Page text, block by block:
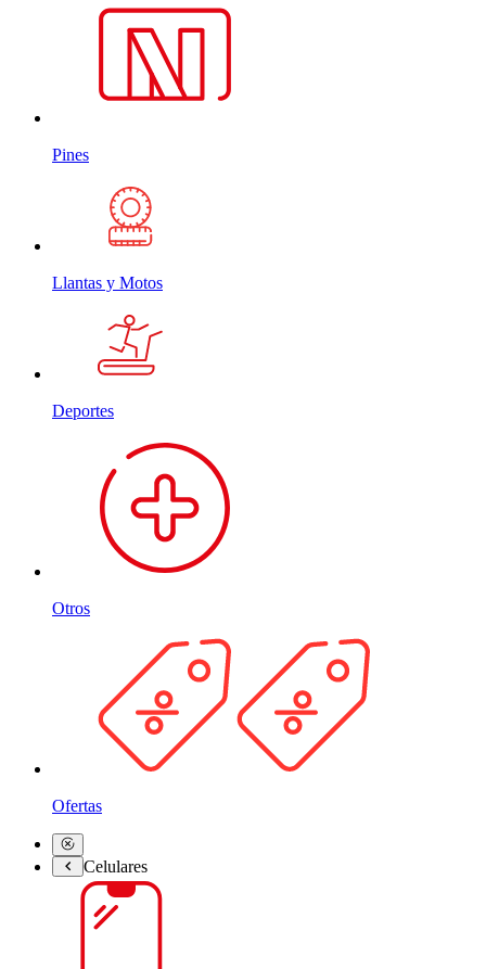
Pines
Llantas y Motos
Deportes
Otros
Ofertas
Celulares